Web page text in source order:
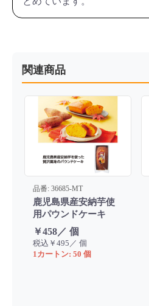
関連商品
品番: 36685-MT
鹿児島県産安納芋使
用パウンドケーキ
￥458／ 個
税込￥495／ 個
1カートン: 50 個